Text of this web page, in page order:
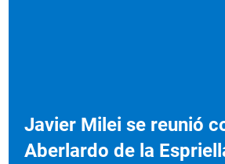
Javier Milei se reunió
Aberlardo de la